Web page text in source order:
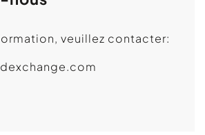
veuillez contacter: